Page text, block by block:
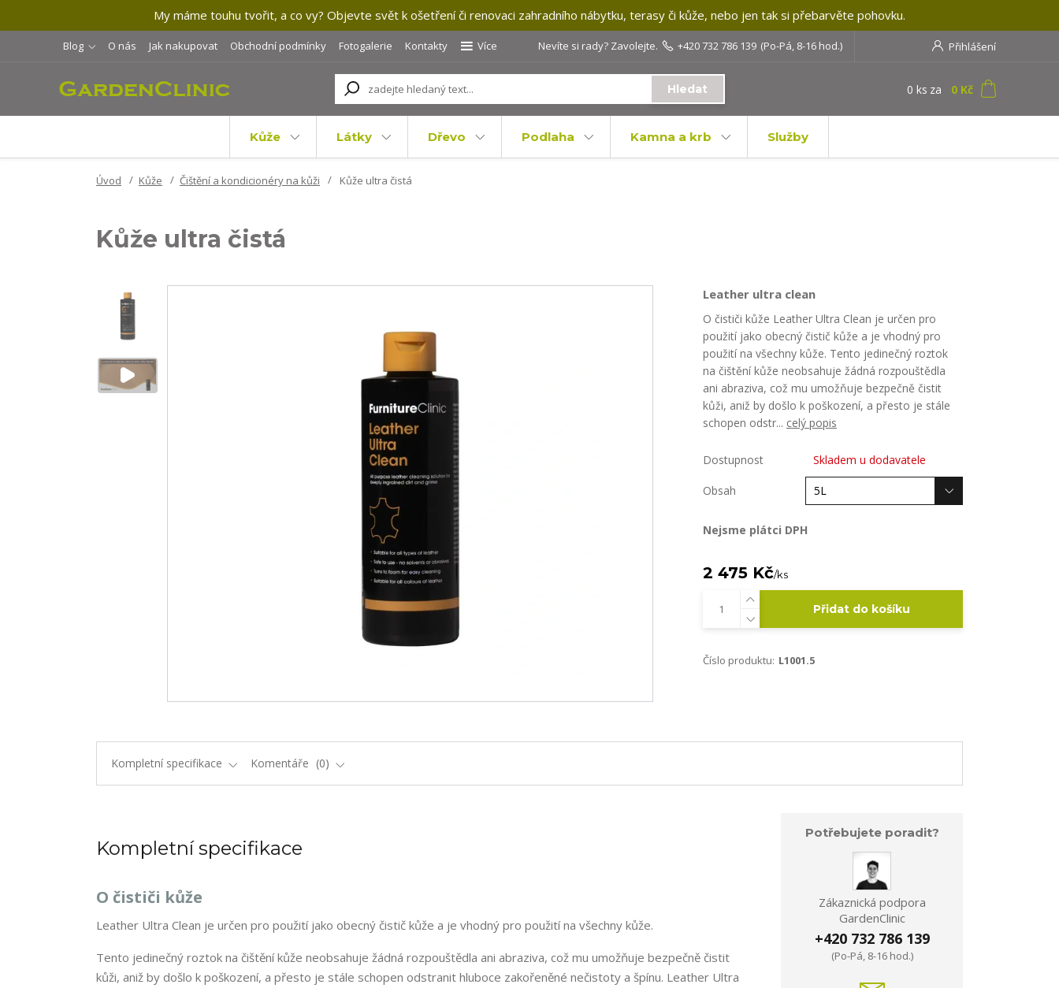
My máme touhu tvořit, a co vy? Objevte svět k ošetření či renovaci zahradního nábytku, terasy či kůže, nebo jen tak si přebarvěte pohovku.
Blog O nás Jak nakupovat Obchodní podmínky Fotogalerie Kontakty Více Přihlášení
Hledat
Nevíte si rady? Zavolejte. +420 732 786 139 (Po-Pá, 8-16 hod.)
0 ks za 0 Kč
Kůže Látky Dřevo Podlaha Kamna a krb Služby
Úvod Kůže Čištění a kondicionéry na kůži Kůže ultra čistá
Kůže ultra čistá
Leather ultra clean
O čističi kůže Leather Ultra Clean je určen pro
použití jako obecný čistič kůže a je vhodný pro
použití na všechny kůže. Tento jedinečný roztok
na čištění kůže neobsahuje žádná rozpouštědla
ani abraziva, což mu umožňuje bezpečně čistit
kůži, aniž by došlo k poškození, a přesto je stále
schopen odstr... celý popis
Dostupnost Skladem u dodavatele
Obsah
Nejsme plátci DPH
2 475 Kč/ks
Přidat do košíku
Číslo produktu: L1001.5
Kompletní specifikace Komentáře 0
Kompletní specifikace
O čističi kůže
Leather Ultra Clean je určen pro použití jako obecný čistič kůže a je vhodný pro použití na všechny kůže.
Tento jedinečný roztok na čištění kůže neobsahuje žádná rozpouštědla ani abraziva, což mu umožňuje bezpečně čistit
kůži, aniž by došlo k poškození, a přesto je stále schopen odstranit hluboce zakořeněné nečistoty a špínu. Leather Ultra
Potřebujete poradit?
Zákaznická podpora
GardenClinic
+420 732 786 139
(Po-Pá, 8-16 hod.)